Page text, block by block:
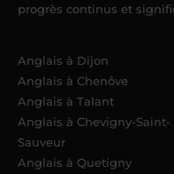
progrès continus et
Anglais à Dijon
Anglais à Chenôve
Anglais à Talant
Anglais à Chevigny-Saint-
Sauveur
Anglais à Quetigny